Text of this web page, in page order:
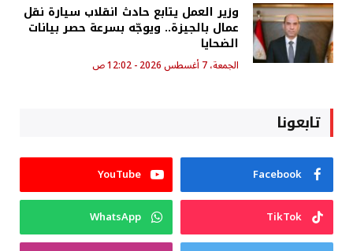
وزير العمل يتابع حادث انقلاب سيارة نقل
عمال بالجيزة.. ويوجّه بسرعة حصر بيانات
الضحايا
الجمعة، 7 أغسطس 2026 - 12:02 ص
تابعونا
Facebook
YouTube
TikTok
WhatsApp